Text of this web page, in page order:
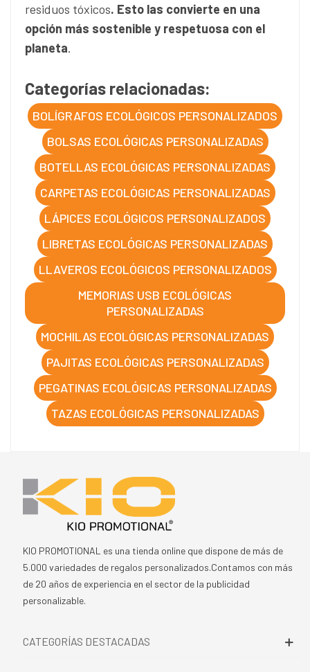
residuos tóxicos. Esto las convierte en una
opción más sostenible y respetuosa con el
planeta.
Categorías relacionadas:
BOLÍGRAFOS ECOLÓGICOS PERSONALIZADOS
BOLSAS ECOLÓGICAS PERSONALIZADAS
BOTELLAS ECOLÓGICAS PERSONALIZADAS
CARPETAS ECOLÓGICAS PERSONALIZADAS
LÁPICES ECOLÓGICOS PERSONALIZADOS
LIBRETAS ECOLÓGICAS PERSONALIZADAS
LLAVEROS ECOLÓGICOS PERSONALIZADOS
MEMORIAS USB ECOLÓGICAS
PERSONALIZADAS
MOCHILAS ECOLÓGICAS PERSONALIZADAS
PAJITAS ECOLÓGICAS PERSONALIZADAS
PEGATINAS ECOLÓGICAS PERSONALIZADAS
TAZAS ECOLÓGICAS PERSONALIZADAS
KIO PROMOTIONAL es una tienda online que dispone de más de
5.000 variedades de regalos personalizados.Contamos con más
de 20 años de experiencia en el sector de la publicidad
personalizable.
CATEGORÍAS DESTACADAS